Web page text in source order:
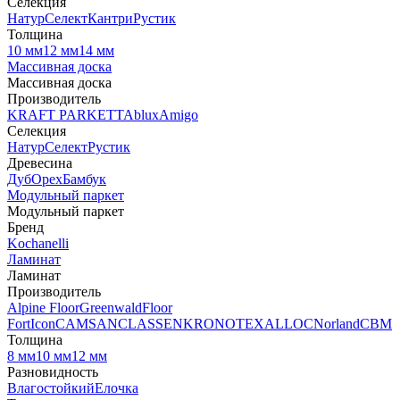
НатурСелектКантриРустик
Толщина
10 мм12 мм14 мм
Массивная доска
Массивная доска
Производитель
KRAFT PARKETTAbluxAmigo
Селекция
НатурСелектРустик
Древесина
ДубОрехБамбук
Модульный паркет
Модульный паркет
Бренд
Kochanelli
Ламинат
Ламинат
Производитель
Alpine FloorGreenwaldFloor
FortIconCAMSANCLASSENKRONOTEXALLOCNorlandCBM
Толщина
8 мм10 мм12 мм
Разновидность
ВлагостойкийЕлочка